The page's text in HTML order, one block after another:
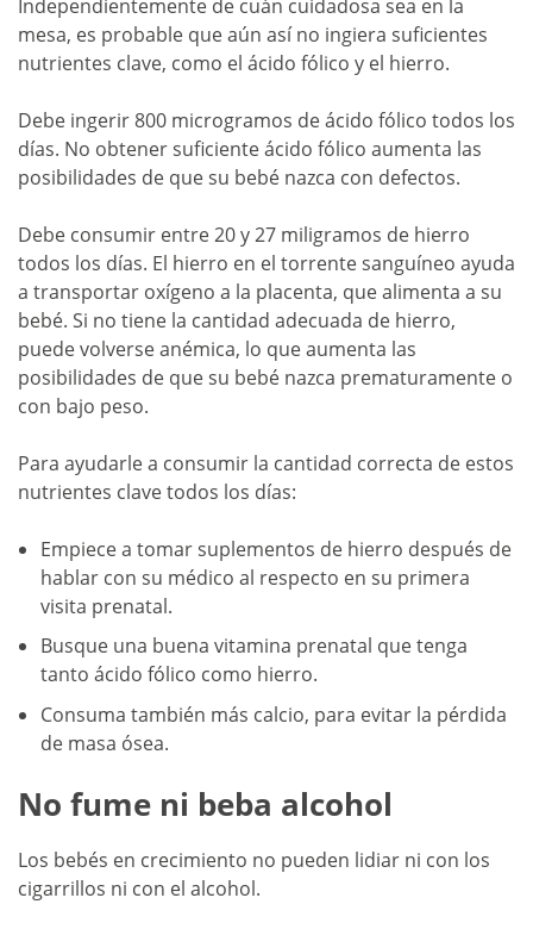
Independientemente de cuán cuidadosa sea en la
mesa, es probable que aún así no ingiera suficientes
nutrientes clave, como el ácido fólico y el hierro.
Debe ingerir 800​​​​​​​ microgramos de ácido fólico todos los
días. No obtener suficiente ácido fólico aumenta las
posibilidades de que su bebé nazca con defectos.
Debe consumir entre 20 y 27 miligramos de hierro
todos los días. El hierro en el torrente sanguíneo ayuda
a transportar oxígeno a la placenta, que alimenta a su
bebé. Si no tiene la cantidad adecuada de hierro,
puede volverse anémica, lo que aumenta las
posibilidades de que su bebé nazca prematuramente o
con bajo peso.
Para ayudarle a consumir la cantidad correcta de estos
nutrientes clave todos los días:
Empiece a tomar suplementos de hierro después de
hablar con su médico al respecto en su primera
visita prenatal.
Busque una buena vitamina prenatal que tenga
tanto ácido fólico como hierro.
Consuma también más calcio, para evitar la pérdida
de masa ósea.
No fume ni beba alcohol
Los bebés en crecimiento no pueden lidiar ni con los
cigarrillos ni con el alcohol.